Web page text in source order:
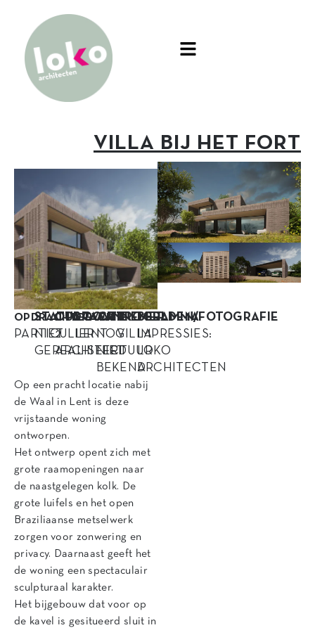
VILLA BIJ HET FORT
OPDRACHTGEVER
PARTICULIER
STATUS
NIET
GEREALISEERD
OPDRACHT
2
ARCHITECTUUR
LOCATIE
LENT
AANNEMER
NOG
NIET
BEKEND
PROGRAMMA
VILLA
BEELDEN/FOTOGRAFIE
IMPRESSIES:
LOKO
ARCHITECTEN
Op een pracht locatie nabij
de Waal in Lent is deze
vrijstaande woning
ontworpen.
Het ontwerp opent zich met
grote raamopeningen naar
de naastgelegen kolk. De
grote luifels en het open
Braziliaanse metselwerk
zorgen voor zonwering en
privacy. Daarnaast geeft het
de woning een spectaculair
sculpturaal karakter.
Het bijgebouw dat voor op
de kavel is gesitueerd sluit in